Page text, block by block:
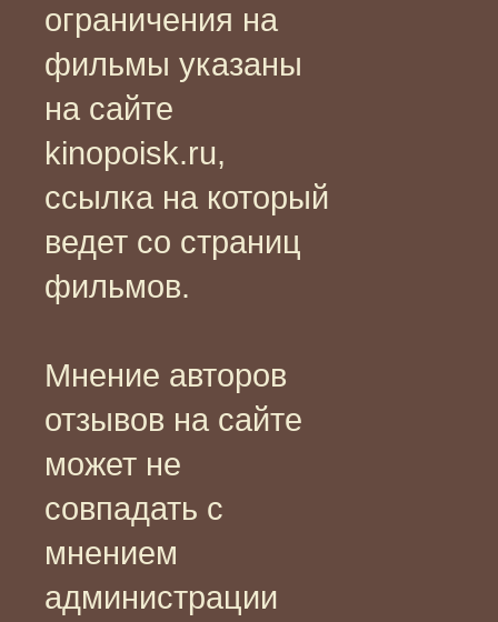
ограничения на
фильмы указаны
на сайте
kinopoisk.ru,
ссылка на который
ведет со страниц
фильмов.
Мнение авторов
отзывов на сайте
может не
совпадать с
мнением
администрации